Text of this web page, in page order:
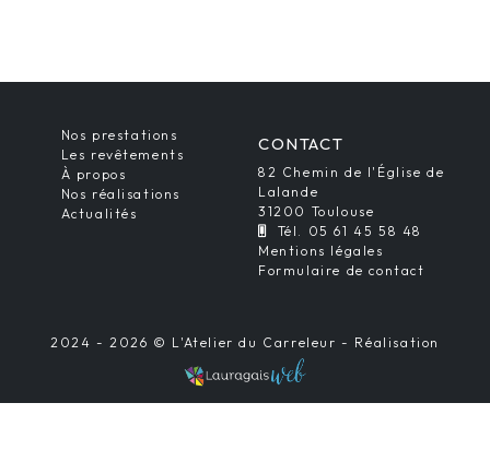
Nos prestations
Les revêtements
À propos
Nos réalisations
Actualités
CONTACT
82 Chemin de l'Église de
Lalande
31200 Toulouse
Tél. 05 61 45 58 48
Mentions légales
Formulaire de contact
2024 - 2026 © L'Atelier du Carreleur - Réalisation